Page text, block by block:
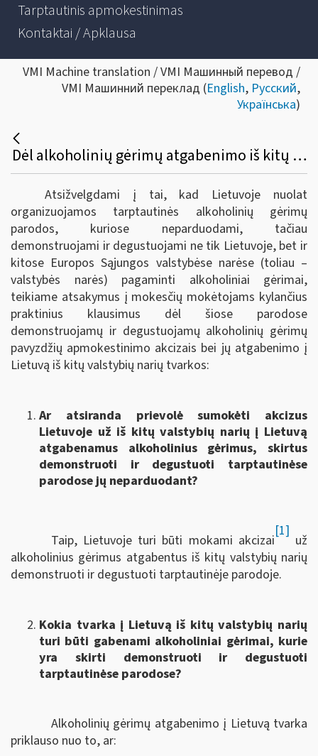
Tarptautinis apmokestinimas
Kontaktai / Apklausa
VMI Machine translation / VMI Машинный перевод /
VMI Машинний переклад (English, Русский,
Українська)
Dėl alkoholinių gėrimų atgabenimo iš kitų Europos sąjungos valstybių narių į tarptautines parodas Lietuvoje bei akcizų sumokėjimo
Atsižvelgdami į tai, kad Lietuvoje nuolat
organizuojamos tarptautinės alkoholinių gėrimų
parodos, kuriose neparduodami, tačiau
demonstruojami ir degustuojami ne tik Lietuvoje, bet ir
kitose Europos Sąjungos valstybėse narėse (toliau –
valstybės narės) pagaminti alkoholiniai gėrimai,
teikiame atsakymus į mokesčių mokėtojams kylančius
praktinius klausimus dėl šiose parodose
demonstruojamų ir degustuojamų alkoholinių gėrimų
pavyzdžių apmokestinimo akcizais bei jų atgabenimo į
Lietuvą iš kitų valstybių narių tvarkos:
Ar atsiranda prievolė sumokėti akcizus
Lietuvoje už iš kitų valstybių narių į Lietuvą
atgabenamus alkoholinius gėrimus, skirtus
demonstruoti ir degustuoti tarptautinėse
parodose jų neparduodant?
Taip, Lietuvoje turi būti mokami akcizai
[1]
už
alkoholinius gėrimus atgabentus iš kitų valstybių narių
demonstruoti ir degustuoti tarptautinėje parodoje.
Kokia tvarka į Lietuvą iš kitų valstybių narių
turi būti gabenami alkoholiniai gėrimai, kurie
yra skirti demonstruoti ir degustuoti
tarptautinėse parodose?
Alkoholinių gėrimų atgabenimo į Lietuvą tvarka
priklauso nuo to, ar: